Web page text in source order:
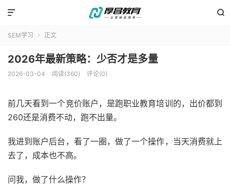


SEM学习  正文
2026年最新策略：少否才是多量
2026-03-04 阅读(360) 评论(0)
前几天看到一个竞价账户，是跑职业教育培训的，出价都到
260还是消费不动，跑不出量。
我进到账户后台，看了一圈，做了一个操作，当天消费就上
去了，成本也不高。
问我，做了什么操作？